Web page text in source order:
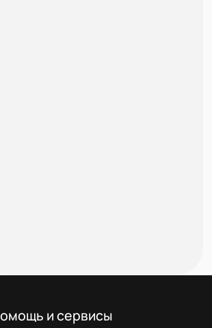
и сервисы